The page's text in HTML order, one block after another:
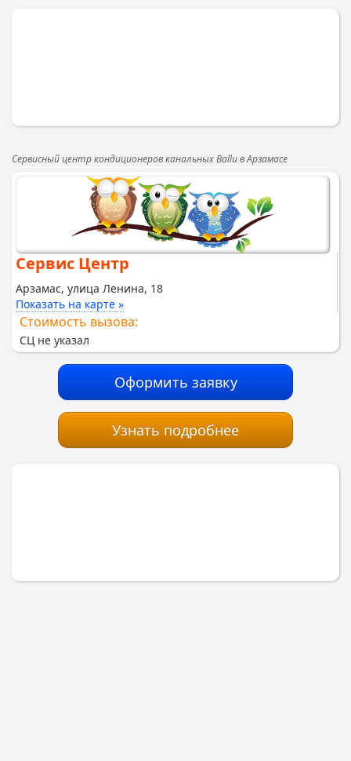
Сервисный центр кондиционеров канальных Ballu в Арзамасе
Сервис Центр
Арзамас, улица Ленина, 18
Показать на карте »
Стоимость вызова:
СЦ не указал
Оформить заявку
Узнать подробнее